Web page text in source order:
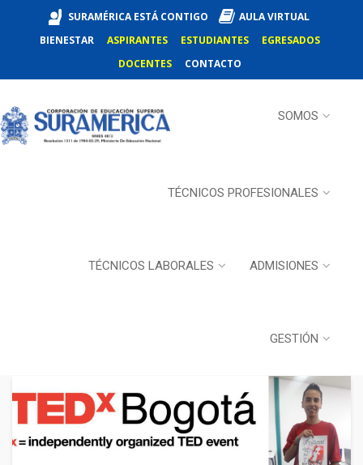
SURAMÉRICA ESTÁ CONTIGO
AULA VIRTUAL
BIENESTAR
ASPIRANTES ESTUDIANTES
EGRESADOS
DOCENTES
CONTACTO
SOMOS
TÉCNICOS PROFESIONALES
TÉCNICOS LABORALES ADMISIONES
GESTIÓN